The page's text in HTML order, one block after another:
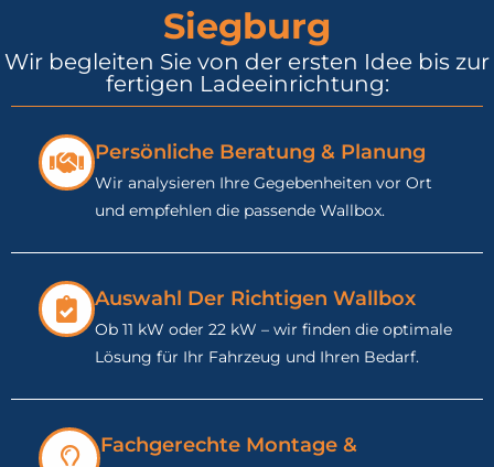
Siegburg
Wir begleiten Sie von der ersten Idee bis zur
fertigen Ladeeinrichtung:
Persönliche Beratung & Planung
Wir analysieren Ihre Gegebenheiten vor Ort
und empfehlen die passende Wallbox.
Auswahl Der Richtigen Wallbox
Ob 11 kW oder 22 kW – wir finden die optimale
Lösung für Ihr Fahrzeug und Ihren Bedarf.
Fachgerechte Montage &